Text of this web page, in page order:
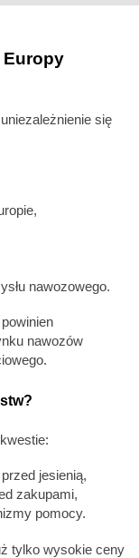
Europy
się
nawozowego.
nawozów
jesienią,
zakupami,
pomocy.
tylko wysokie ceny